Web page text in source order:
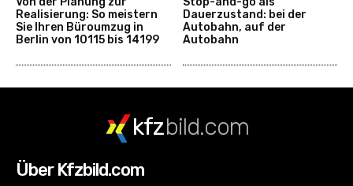
Realisierung: So meistern
Sie Ihren Büroumzug in
Berlin von 10115 bis 14199
Dauerzustand: bei der
Autobahn, auf der
Autobahn
kfzbild.com
Über Kfzbild.com